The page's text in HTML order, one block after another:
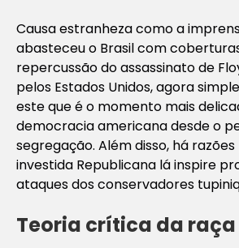
Causa estranheza como a
abasteceu o Brasil com
repercussão do assassinato de
pelos Estados Unidos, agora
este que é o momento mais
democracia americana desde o
segregação. Além disso, há
investida Republicana lá inspire
ataques dos conservadores
Teoria crítica da raça